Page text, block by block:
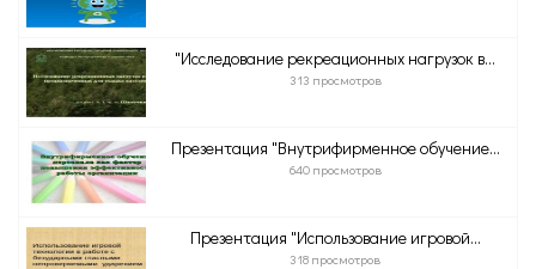
"Исследование рекреационных нагрузок в...
313 просмотров
Презентация "Внутрифирменное обучение...
640 просмотров
Презентация "Использование игровой...
318 просмотров